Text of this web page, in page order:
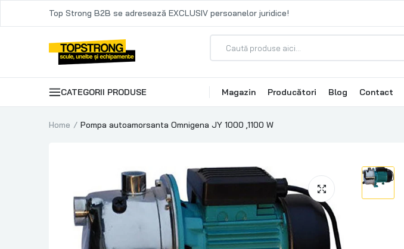
Top Strong B2B se adresează EXCLUSIV persoanelor juridice!
CATEGORII PRODUSE Magazin Producători Blog Contact
Home Pompa autoamorsanta Omnigena JY 1000 ,1100 W